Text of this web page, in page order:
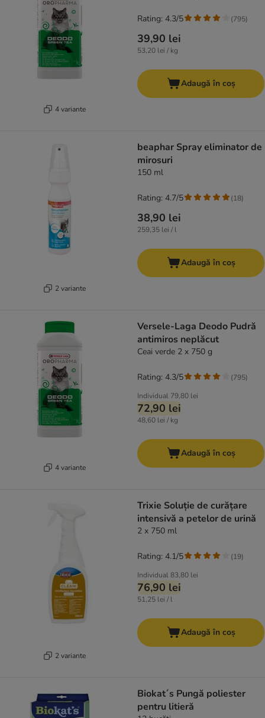
4 variante
39,90 lei
53,20 lei / kg
Rating: 4.3/5 (795)
Adaugă în coș
2 variante
beaphar Spray eliminator de
mirosuri
150 ml
38,90 lei
259,35 lei / l
Rating: 4.7/5 (18)
Adaugă în coș
4 variante
Versele-Laga Deodo Pudră
antimiros neplăcut
Ceai verde 2 x 750 g
Individual 79,80 lei
72,90 lei
48,60 lei / kg
Rating: 4.3/5 (795)
Adaugă în coș
2 variante
Trixie Soluție de curățare
intensivă a petelor de urină
2 x 750 ml
Individual83,80 lei
76,90 lei
51,25 lei / l
Rating: 4.1/5 (19)
Adaugă în coș
Biokat´s Pungă poliester
pentru litieră